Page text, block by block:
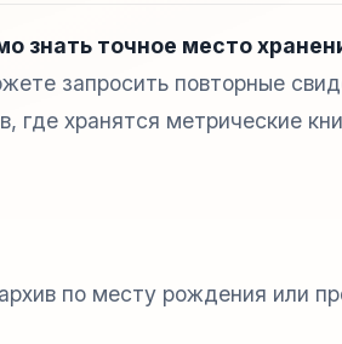
знать точное место
запросить повторные
где хранятся метрические
по месту рождения или